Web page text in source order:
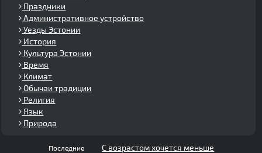
Праздники
Административное устройство
Уезды Эстонии
История
Культура Эстонии
Время
Климат
Обычаи традиции
Религия
Язык
Природа
Последние
С возрастом хочется меньше